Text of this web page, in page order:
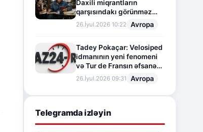
Daxili miqrantların
qarşısındakı görünməz
sədd
26.İyul.2026 10:22 Avropa
Tadey Pokaçar: Velosiped
idmanının yeni fenomeni
və Tur de Fransın əfsanəvi
səhifəsi
26.İyul.2026 09:31 Avropa
Telegramda izləyin